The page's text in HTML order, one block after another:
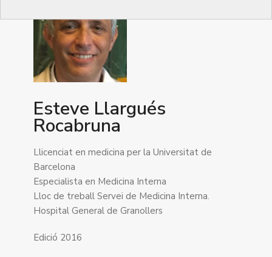
Esteve Llargués
Rocabruna
Llicenciat en medicina per la Universitat de
Barcelona
Especialista en Medicina Interna
Lloc de treball Servei de Medicina Interna.
Hospital General de Granollers
Edició 2016